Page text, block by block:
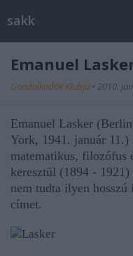
sakk
Emanuel
Gondolkodók Klubja • 2010.
Emanuel Lasker
York, 1941. január 11.)
matematikus, filozófus
keresztül (1894 -
nem tudta ilyen
címet.